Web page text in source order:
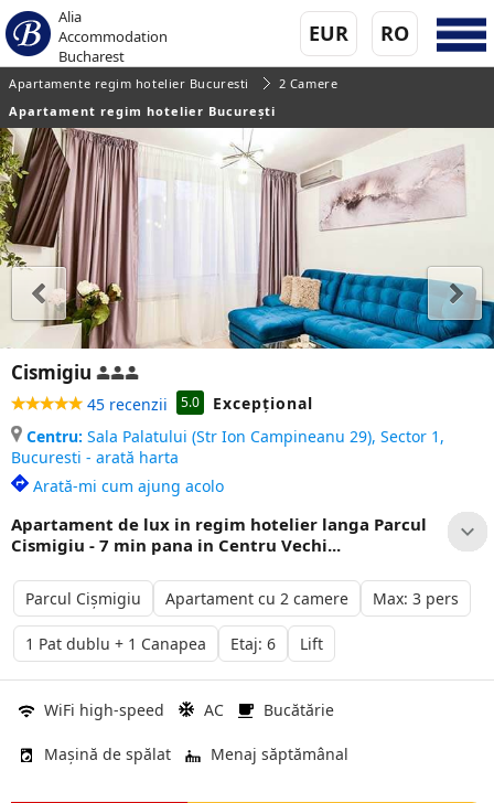
Alia
Accommodation
Bucharest
RO
EUR
Apartamente regim hotelier Bucuresti
2 Camere
Apartament regim hotelier București
Cismigiu
45 recenzii 5.0
Excepţional
Centru: Sala Palatului (Str Ion Campineanu 29), Sector 1,
Bucuresti - arată harta
Arată-mi cum ajung acolo
Apartament de lux in regim hotelier langa Parcul
Cismigiu - 7 min pana in Centru Vechi...
Parcul Cișmigiu Apartament cu 2 camere Max: 3 pers
1 Pat dublu + 1 Canapea Etaj: 6 Lift
WiFi high-speed AC Bucătărie
Mașină de spălat Menaj săptămânal